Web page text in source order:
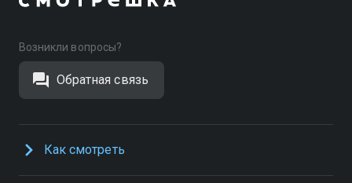
Возникли вопросы?
Обратная связь
Как смотреть